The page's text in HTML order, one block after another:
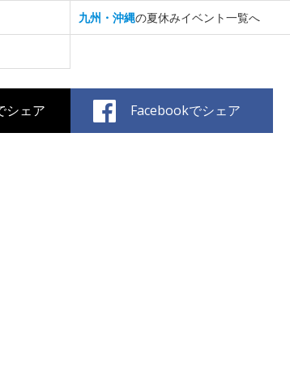
九州・沖縄の夏休みイベント一覧へ
シェア Facebookでシェア